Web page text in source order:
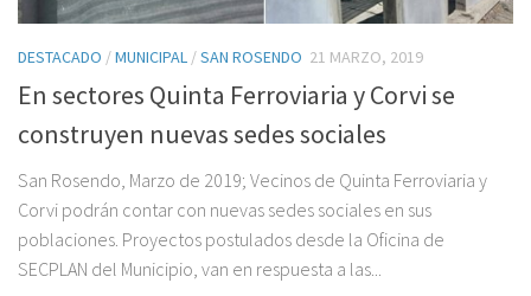
DESTACADO /MUNICIPAL /SAN ROSENDO 21 MARZO, 2019
En sectores Quinta Ferroviaria y Corvi se
construyen nuevas sedes sociales
San Rosendo, Marzo de 2019; Vecinos de Quinta Ferroviaria y
Corvi podrán contar con nuevas sedes sociales en sus
poblaciones. Proyectos postulados desde la Oficina de
SECPLAN del Municipio, van en respuesta a las...